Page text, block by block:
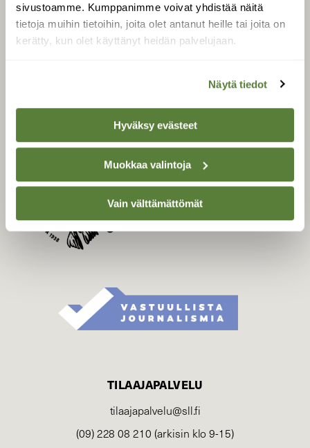
sivustoamme. Kumppanimme voivat yhdistää näitä
tietoja muihin tietoihin, joita olet antanut heille tai joita on
kerätty, kun olet käyttänyt heidän palvelujaan.
Näytä tiedot
Hyväksy evästeet
Muokkaa valintoja
Vain välttämättömät
Tilaa Suomen Luonto
Tilaa digilukuoikeus
Äänestä parasta juttua
SUOJELU­LIITTO
Suomen Luonto -lehden
kustantaja onSuomen
luonnonsuojelu­liitto
TILAAJAPALVELU
tilaajapalvelu@sll.fi
(09) 228 08 210 (arkisin klo 9-15)